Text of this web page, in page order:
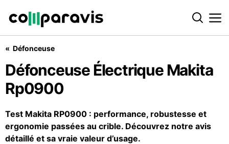
Défonceuse
Défonceuse Électrique Makita Rp0900
Défonceuse Électrique Makita
Rp0900
Test Makita RP0900 : performance, robustesse et
ergonomie passées au crible. Découvrez notre avis
détaillé et sa vraie valeur d’usage.